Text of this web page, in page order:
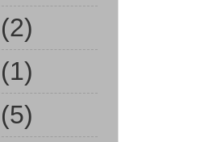
(2)
(1)
(5)